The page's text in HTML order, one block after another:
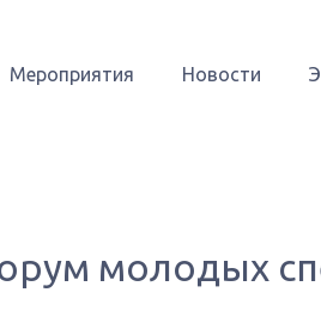
Мероприятия Новости
молодых